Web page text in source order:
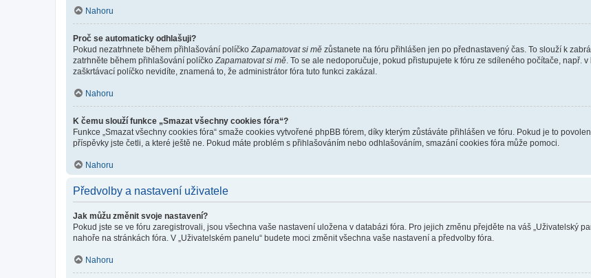
Nahoru
Proč se automaticky odhlašuji?
Pokud nezatrhnete během přihlašování políčko Zapamatovat si mě zůstanete na fóru přihlášen jen po přednastavený čas. To slouží k
zatrhněte během přihlašování políčko Zapamatovat si mě . To se ale nedoporučuje, pokud přistupujete k fóru ze sdíleného počítače,
zaškrtávací políčko nevidíte, znamená to, že administrátor fóra tuto funkci zakázal.
Nahoru
K čemu slouží funkce „Smazat všechny cookies fóra“?
Funkce „Smazat všechny cookies fóra“ smaže cookies vytvořené phpBB fórem, díky kterým zůstáváte přihlášen ve fóru. Pokud je to
příspěvky jste četli, a které ještě ne. Pokud máte problém s přihlašováním nebo odhlašováním, smazání cookies fóra může pomoci.
Nahoru
Předvolby a nastavení uživatele
Jak můžu změnit svoje nastavení?
Pokud jste se ve fóru zaregistrovali, jsou všechna vaše nastavení uložena v databázi fóra. Pro jejich změnu přejděte na váš „Uživatelský
nahoře na stránkách fóra. V „Uživatelském panelu“ budete moci změnit všechna vaše nastavení a předvolby fóra.
Nahoru